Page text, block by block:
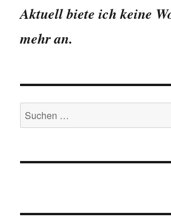
Aktuell biete ich keine
mehr an.
Suchen
nach: